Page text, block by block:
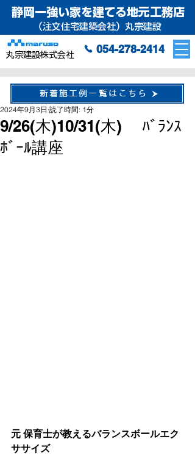
静岡一強い家を建てる地元工務店
（注文住宅建築会社）丸宗建設
054-278-2414
丸宗建設株式会社
新着施工例一覧はこちら
9/26(木)10/31(木) ﾊﾞﾗﾝｽ
ﾎﾞｰﾙ講座
2024年9月3日 読了時間: 1分
元 保育士が教えるバランスボールエク
ササイズ